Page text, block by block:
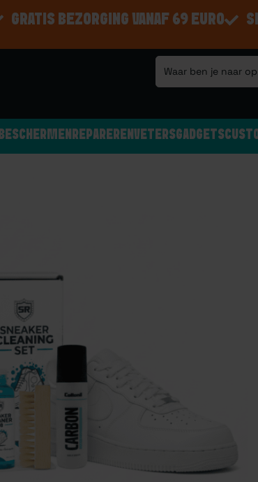
GRATIS BEZORGING VANAF 69 EURO
BESCHERMEN REPAREREN VETERSGADGETS